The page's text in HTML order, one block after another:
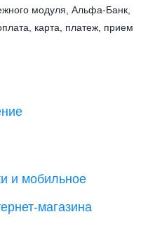
модуля, Альфа-Банк,
карта, платеж, прием
и мобильное
магазина